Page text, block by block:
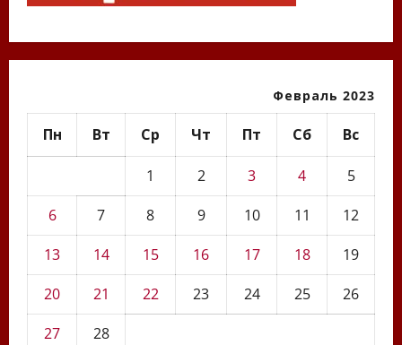
Февраль 2023
Пн Вт Ср Чт Пт Сб Вс
1 2 3 4
5
6
7 8 9 10 11
12
13
14 15 16 17 18
19
20
21 22 23 24 25
26
27
28